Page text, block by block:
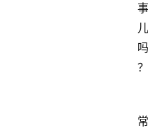
事
儿
吗
？
常